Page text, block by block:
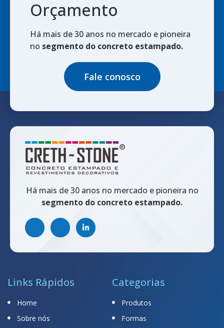
Orçamento
Há mais de 30 anos no mercado e pioneira
no segmento do concreto estampado.
Fale conosco
Há mais de 30 anos no mercado e pioneira no
segmento do concreto estampado.
Links Rápidos
Home
Sobre nós
Categorias
Produtos
Formas